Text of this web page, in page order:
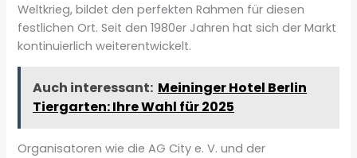
Weltkrieg, bildet den perfekten Rahmen für diesen
festlichen Ort. Seit den 1980er Jahren hat sich der Markt
kontinuierlich weiterentwickelt.
Auch interessant: Meininger Hotel Berlin
Tiergarten: Ihre Wahl für 2025
Organisatoren wie die AG City e. V. und der